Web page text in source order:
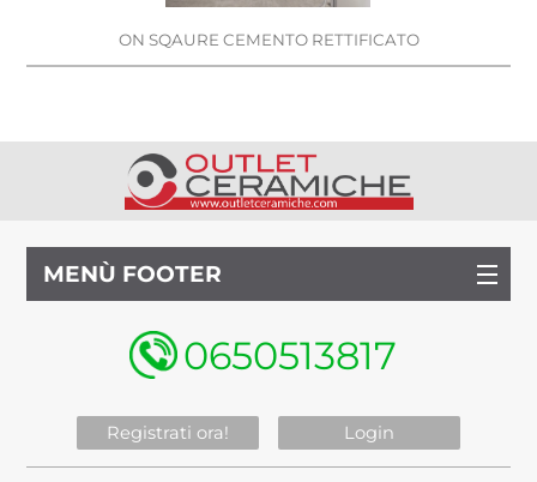
ON SQAURE CEMENTO RETTIFICATO
MENÙ FOOTER
0650513817
Registrati ora! Login